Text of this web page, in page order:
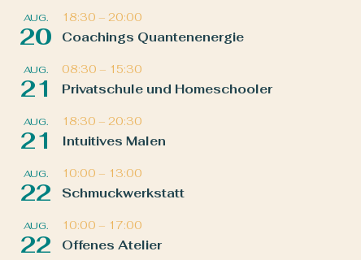
AUG.
20
18:30 – 20:00
Coachings Quantenenergie
AUG.
21
08:30 – 15:30
Privatschule und Homeschooler
AUG.
21
18:30 – 20:30
Intuitives Malen
AUG.
22
10:00 – 13:00
Schmuckwerkstatt
AUG.
22
10:00 – 17:00
Offenes Atelier